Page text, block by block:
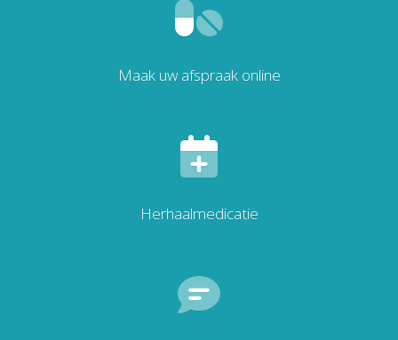
Maak uw afspraak online
Herhaalmedicatie